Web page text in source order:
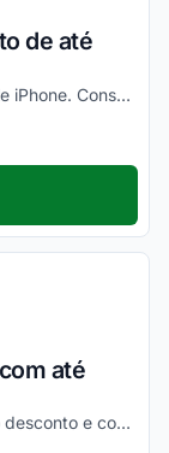
de até
Ganhe até 12% OFF em Smartphones Apple iPhone. Consulte ainda condições diferenciadas para pagamento no cartão Submarino. Confira!
até
É isso mesmo! Você não leu errado. Ative o desconto e confira essa novidade!